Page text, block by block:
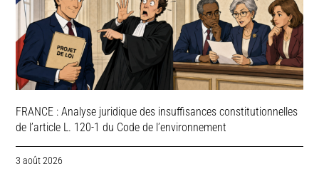
FRANCE : Analyse juridique des insuffisances constitutionnelles
de l’article L. 120-1 du Code de l’environnement
3 août 2026